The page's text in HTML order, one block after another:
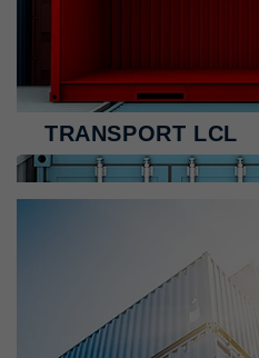
TRANSPORT LCL